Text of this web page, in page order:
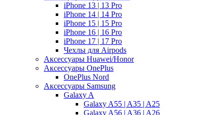
iPhone 13 | 13 Pro
iPhone 14 | 14 Pro
iPhone 15 | 15 Pro
iPhone 16 | 16 Pro
iPhone 17 | 17 Pro
Чехлы для Airpods
Аксессуары Huawei/Honor
Аксессуары OnePlus
OnePlus Nord
Аксессуары Samsung
Galaxy A
Galaxy A55 | A35 | A25
Galaxy A56 | A36 | A26